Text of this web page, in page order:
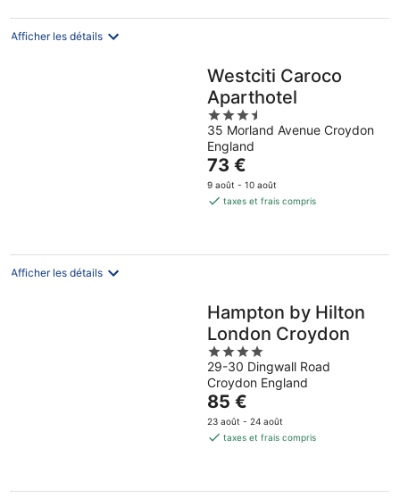
nuit
Afficher les détails
Westciti Caroco
Aparthotel
3.5
out
of
5
35 Morland Avenue Croydon
England
Le
prix
est
par
73 €
9 août - 10 août
taxes et frais compris
Afficher les détails
Hampton by Hilton
London Croydon
4
out
of
5
29-30 Dingwall Road
Croydon England
Le
prix
est
par
85 €
23 août - 24 août
taxes et frais compris